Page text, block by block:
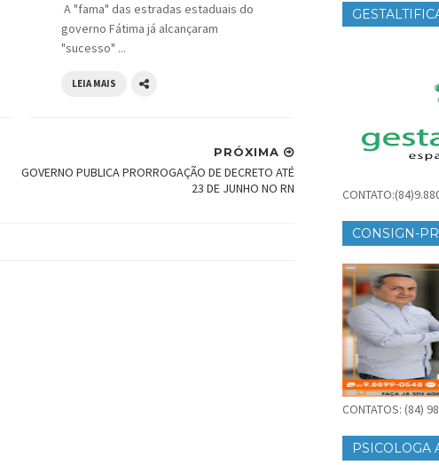
A "fama" das estradas estaduais do
governo Fátima já alcançaram
"sucesso" ...
LEIA MAIS
PRÓXIMA
GOVERNO PUBLICA PRORROGAÇÃO DE DECRETO ATÉ
23 DE JUNHO NO RN
CONSIGN-
CONTATOS: (84)
PSICOLOGA